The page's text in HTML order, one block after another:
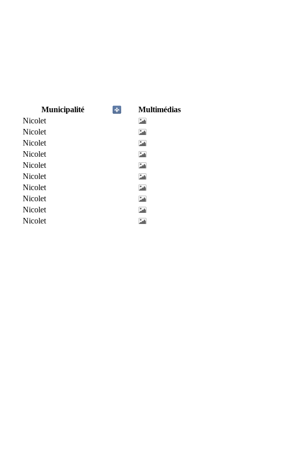
Municipalité
Multimédias
Nicolet
Nicolet
Nicolet
Nicolet
Nicolet
Nicolet
Nicolet
Nicolet
Nicolet
Nicolet